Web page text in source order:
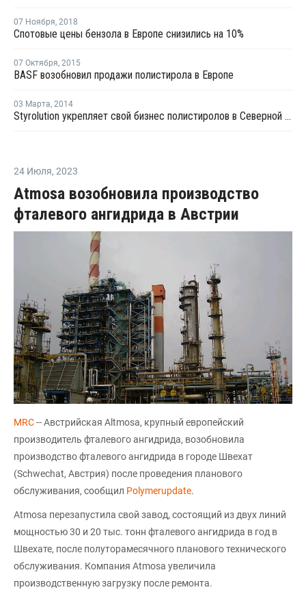
07 Ноября, 2018
Спотовые цены бензола в Европе снизились на 10%
07 Октября, 2015
BASF возобновил продажи полистирола в Европе
03 Марта, 2014
Styrolution укрепляет свой бизнес полистиролов в Северной Америке
24 Июля, 2023
Atmosa возобновила производство
фталевого ангидрида в Австрии
MRC-- Австрийская Altmosa, крупный европейский
производитель фталевого ангидрида, возобновила
производство фталевого ангидрида в городе Швехат
(Schwechat, Австрия) после проведения планового
обслуживания, сообщил Polymerupdate.
Atmosa перезапустила свой завод, состоящий из двух линий
мощностью 30 и 20 тыс. тонн фталевого ангидрида в год в
Швехате, после полуторамесячного планового технического
обслуживания. Компания Atmosa увеличила
производственную загрузку после ремонта.